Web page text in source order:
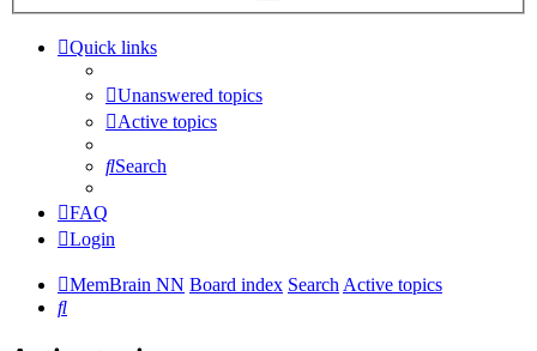
Quick links
Unanswered topics
Active topics
Search
FAQ
Login
MemBrain NN Board index SearchActive topics
Search